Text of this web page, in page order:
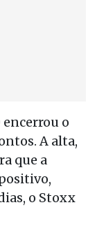
o
A alta,
que a
o Stoxx